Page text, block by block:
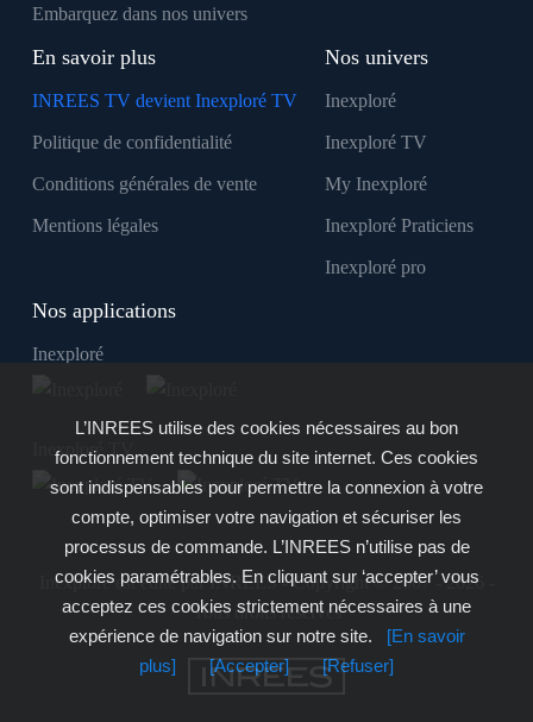
Embarquez dans nos univers
En savoir plus
INREES TV devient Inexploré TV
Politique de confidentialité
Conditions générales de vente
Mentions légales
Nos univers
Inexploré
Inexploré TV
My Inexploré
Inexploré Praticiens
Inexploré pro
Nos applications
Inexploré
Inexploré TV
Inexploré est édité par INREES - Copyright © 2007 - 2026 -
Tous droits réservés
L’INREES utilise des cookies nécessaires au bon
fonctionnement technique du site internet. Ces cookies
sont indispensables pour permettre la connexion à votre
compte, optimiser votre navigation et sécuriser les
processus de commande. L’INREES n’utilise pas de
cookies paramétrables. En cliquant sur ‘accepter’ vous
acceptez ces cookies strictement nécessaires à une
expérience de navigation sur notre site.
[En savoir
plus]
[Accepter] [Refuser]